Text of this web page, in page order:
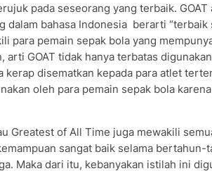
pada seseorang yang terbaik.
dalam bahasa Indonesia berarti “terbaik
para pemain sepak bola yang
arti GOAT tidak hanya terbatas
kerap disematkan kepada para atlet
oleh para pemain sepak bola
Greatest of All Time juga mewakili
sangat baik selama
Maka dari itu, kebanyakan istilah ini